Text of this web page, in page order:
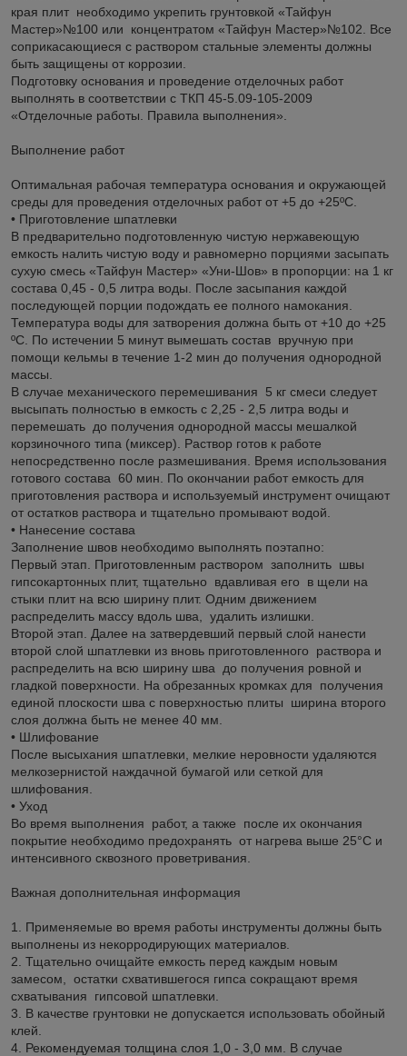
края плит необходимо укрепить грунтовкой «Тайфун
Мастер»№100 или концентратом «Тайфун Мастер»№102. Все
соприкасающиеся с раствором стальные элементы должны
быть защищены от коррозии.
Подготовку основания и проведение отделочных работ
выполнять в соответствии с ТКП 45-5.09-105-2009
«Отделочные работы. Правила выполнения».
Выполнение работ
Оптимальная рабочая температура основания и окружающей
среды для проведения отделочных работ от +5 до +25ºС.
• Приготовление шпатлевки
В предварительно подготовленную чистую нержавеющую
емкость налить чистую воду и равномерно порциями засыпать
сухую смесь «Тайфун Мастер» «Уни-Шов» в пропорции: на 1 кг
состава 0,45 - 0,5 литра воды. После засыпания каждой
последующей порции подождать ее полного намокания.
Температура воды для затворения должна быть от +10 до +25
ºС. По истечении 5 минут вымешать состав вручную при
помощи кельмы в течение 1-2 мин до получения однородной
массы.
В случае механического перемешивания 5 кг смеси следует
высыпать полностью в емкость с 2,25 - 2,5 литра воды и
перемешать до получения однородной массы мешалкой
корзиночного типа (миксер). Раствор готов к работе
непосредственно после размешивания. Время использования
готового состава 60 мин. По окончании работ емкость для
приготовления раствора и используемый инструмент очищают
от остатков раствора и тщательно промывают водой.
• Нанесение состава
Заполнение швов необходимо выполнять поэтапно:
Первый этап. Приготовленным раствором заполнить швы
гипсокартонных плит, тщательно вдавливая его в щели на
стыки плит на всю ширину плит. Одним движением
распределить массу вдоль шва, удалить излишки.
Второй этап. Далее на затвердевший первый слой нанести
второй слой шпатлевки из вновь приготовленного раствора и
распределить на всю ширину шва до получения ровной и
гладкой поверхности. На обрезанных кромках для получения
единой плоскости шва с поверхностью плиты ширина второго
слоя должна быть не менее 40 мм.
• Шлифование
После высыхания шпатлевки, мелкие неровности удаляются
мелкозернистой наждачной бумагой или сеткой для
шлифования.
• Уход
Во время выполнения работ, а также после их окончания
покрытие необходимо предохранять от нагрева выше 25°С и
интенсивного сквозного проветривания.
Важная дополнительная информация
1. Применяемые во время работы инструменты должны быть
выполнены из некорродирующих материалов.
2. Тщательно очищайте емкость перед каждым новым
замесом, остатки схватившегося гипса сокращают время
схватывания гипсовой шпатлевки.
3. В качестве грунтовки не допускается использовать обойный
клей.
4. Рекомендуемая толщина слоя 1,0 - 3,0 мм. В случае